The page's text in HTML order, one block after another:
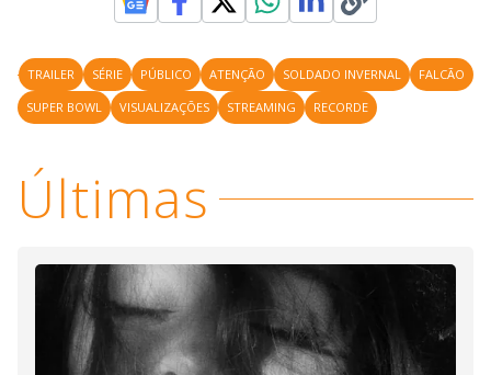
TRAILER SÉRIE PÚBLICO ATENÇÃO SOLDADO INVERNAL
FALCÃO
SUPER BOWL
VISUALIZAÇÕES STREAMING RECORDE
Últimas